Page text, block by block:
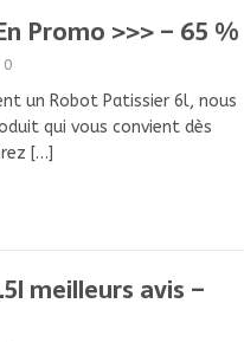
Promo >>> – 65 %
0
un Robot Patissier 6l, nous
qui vous convient dès
[…]
meilleurs avis –